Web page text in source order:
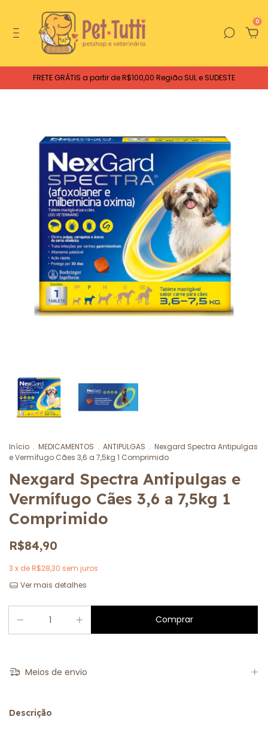
0
FRETE GRÁTIS a partir de R$100,00 Região SUL e SUDESTE
Início . MEDICAMENTOS . ANTIPULGAS . Nexgard Spectra Antipulgas
e Vermífugo Cães 3,6 a 7,5kg 1 Comprimido
Nexgard Spectra Antipulgas e
Vermífugo Cães 3,6 a 7,5kg 1
Comprimido
R$84,90
3 x deR$28,30 sem juros
Ver mais detalhes
Meios de envio
Descrição